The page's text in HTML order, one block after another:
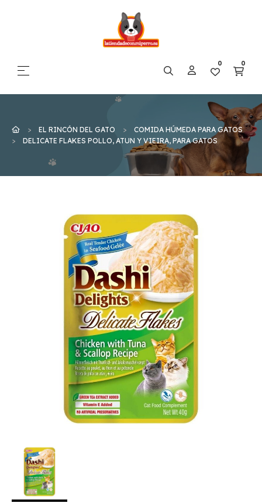
Navegación de palanca
☰ 0 0
EL RINCÓN DEL GATO
COMIDA HÚMEDA PARA GATOS
DELICATE FLAKES POLLO, ATUN Y VIEIRA, PARA GATOS